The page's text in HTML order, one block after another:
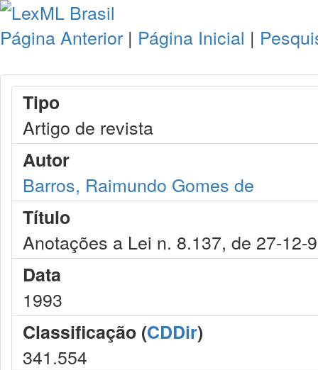
Página Anterior | Página Inicial |
Tipo
Artigo de revista
Autor
Barros, Raimundo Gomes de
Título
Anotações a Lei n. 8.137, de 27-12-
Data
1993
Classificação (CDDir)
341.554